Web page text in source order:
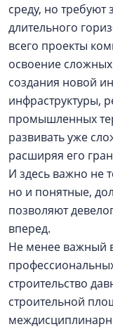
среду, но требуют
длительного
всего проекты
освоение
создания новой
инфраструктуры,
промышленных
развивать уже
расширяя его
И здесь важно не
но и понятные,
позволяют
вперед.
Не менее важный
строительство
строительной